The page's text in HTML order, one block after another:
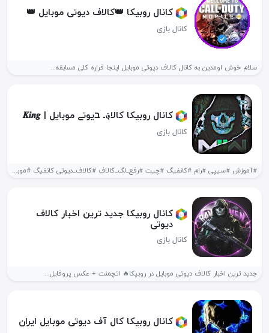
کانال روبیکا 👑کالاف دیوتی موبايل 👑
کانال بازی
سلام خوش اومدین به کانال کالاف دیوتی موبایل اینجا قراره کلی مسابقه...
کانال روبیکا کالا؋ـ בیوتے موبایل | 𝑲𝒊𝒏𝒈
کانال بازی
#آموزش #سیپی #رام #کانفیگ #چیت #رفع_لگ_کالاف #کالاف_دیوتی کانفیگ #موبایل #کالاف #ضد_لگ رفع...
کانال روبیکا جدید ترین اخبار کالاف
دیوتی
کانال بازی
جدید ترین اخبار کالاف دیوتی موبایل در روبیکا🔥 اتچمنت + عکس پروفایل...
کانال روبیکا کال آف دیوتی موبایل ایران